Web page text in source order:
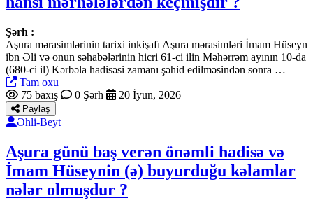
Şərh :
Aşura mərasimlərinin tarixi inkişafı Aşura mərasimləri İmam Hüseyn
ibn Əli və onun səhabələrinin hicri 61-ci ilin Məhərrəm ayının 10-da
(680-ci il) Kərbəla hadisəsi zamanı şəhid edilməsindən sonra …
Tam oxu
75 baxış
0 Şərh 20 İyun, 2026
Paylaş
Əhli-Beyt
Aşura günü baş verən önəmli hadisə və
İmam Hüseynin (ə) buyurduğu kəlamlar
nələr olmuşdur ?